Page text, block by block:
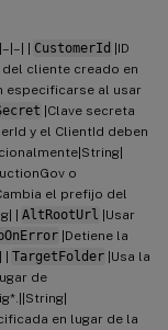
| CustomerId |ID
del cliente creado en
especificarse al usar
|Clave secreta
y el ClientId deben
o
el prefijo del
| AltRootUrl |Usar
|Detiene la
| | TargetFolder |Usa la
de
en lugar de la